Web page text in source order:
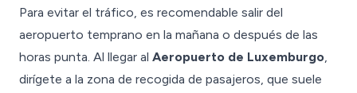
Para evitar el tráfico, es recomendable salir del
aeropuerto temprano en la mañana o después de las
horas punta. Al llegar al Aeropuerto de Luxemburgo,
dirígete a la zona de recogida de pasajeros, que suele